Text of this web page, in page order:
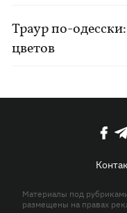
Траур по-
цветов
Материалы под
размещены на правах